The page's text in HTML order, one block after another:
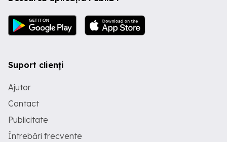
Suport clienți
Ajutor
Contact
Publicitate
Întrebări frecvente